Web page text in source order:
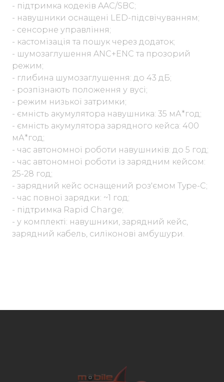
- підтримка кодеків AAC/SBC;
- навушники оснащені LED-підсвічуванням;
- сенсорне управління;
- кастомізація та пошук через додаток;
- шумозаглушення ANC+ENC та прозорий
режим;
- глибина шумозаглушення: до 43 дБ;
- розпізнають положення у вусі;
- режим низької затримки;
- ємність акумулятора навушника: 35 мА*год;
- ємність акумулятора зарядного кейса: 400
мА*год;
- час автономної роботи навушників: до 5 год;
- час автономної роботи із зарядним кейсом:
25-28 год;
- зарядний кейс оснащений роз'ємом Type-C;
- час повної зарядки: ~1 год;
- підтримка Rapid Charge;
- у комплекті: навушники, зарядний кейс,
зарядний кабель, силіконові амбушури.